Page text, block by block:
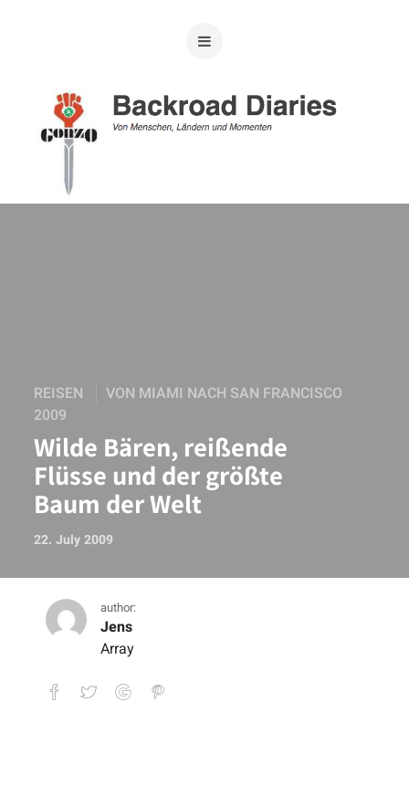
REISEN
VON MIAMI NACH SAN FRANCISCO
2009
Wilde Bären, reißende
Flüsse und der größte
Baum der Welt
22. July 2009
author:
Jens
Array